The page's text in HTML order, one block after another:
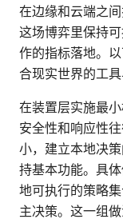
在边缘和云端之
这场博弈里保持
作的指标落地。
合现实世界的工具
在装置层实施最
安全性和响应性
小，建立本地决
持基本功能。具
地可执行的策略
主决策。这一组